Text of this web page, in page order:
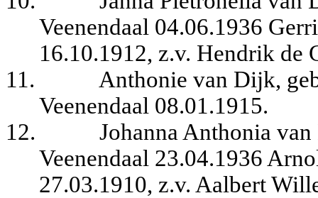
Veenendaal 04.06.1936
16.10.1912, z.v. Hendrik de
11.
Anthonie van Dijk,
Veenendaal 08.01.1915.
12.
Johanna Anthonia
Veenendaal 23.04.1936
27.03.1910, z.v. Aalbert